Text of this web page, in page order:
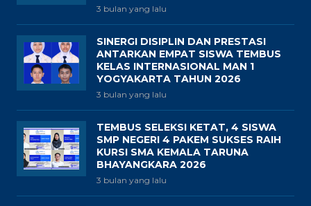
3 bulan yang lalu
SINERGI DISIPLIN DAN PRESTASI
ANTARKAN EMPAT SISWA TEMBUS
KELAS INTERNASIONAL MAN 1
YOGYAKARTA TAHUN 2026
3 bulan yang lalu
TEMBUS SELEKSI KETAT, 4 SISWA
SMP NEGERI 4 PAKEM SUKSES RAIH
KURSI SMA KEMALA TARUNA
BHAYANGKARA 2026
3 bulan yang lalu